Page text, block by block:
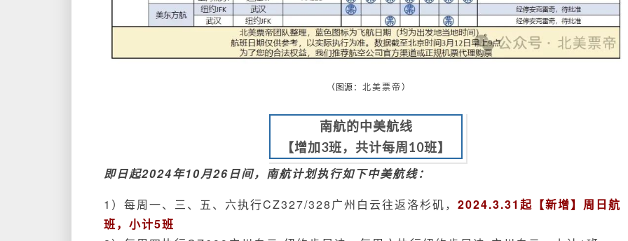
（图源： 北美票帝）
南航的中美航线
【增加3班，共计每周10班】
即日起2024年10月26日间，南航计划执行如下中美航线：
1）每周一、三、五、六执行CZ327/328广州白云往返洛杉矶， 2024.3.31起【新增】周日航
班，小计5班